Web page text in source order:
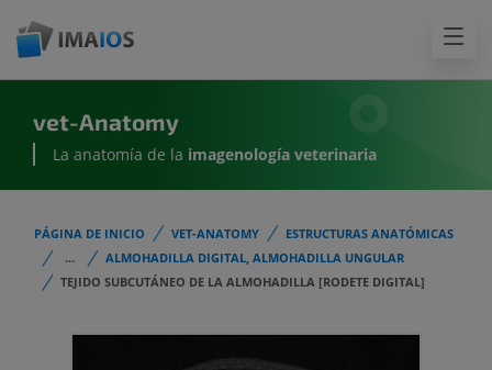
vet-Anatomy
La anatomía de la imagenología veterinaria
PÁGINA DE INICIO VET-ANATOMY
ESTRUCTURAS ANATÓMICAS
...
ALMOHADILLA DIGITAL, ALMOHADILLA UNGULAR
TEJIDO SUBCUTÁNEO DE LA ALMOHADILLA [RODETE DIGITAL]